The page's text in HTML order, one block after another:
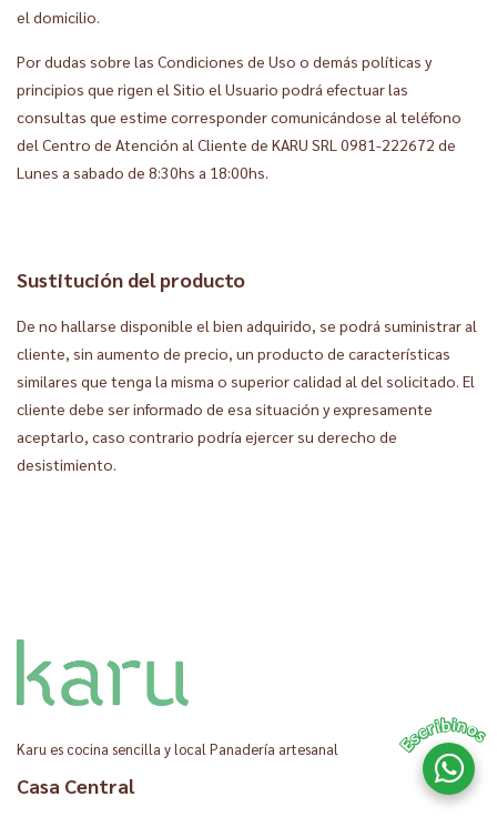
el domicilio.
Por dudas sobre las Condiciones de Uso o demás políticas y
principios que rigen el Sitio el Usuario podrá efectuar las
consultas que estime corresponder comunicándose al teléfono
del Centro de Atención al Cliente de KARU SRL 0981-222672 de
Lunes a sabado de 8:30hs a 18:00hs.
Sustitución del producto
De no hallarse disponible el bien adquirido, se podrá suministrar al
cliente, sin aumento de precio, un producto de características
similares que tenga la misma o superior calidad al del solicitado. El
cliente debe ser informado de esa situación y expresamente
aceptarlo, caso contrario podría ejercer su derecho de
desistimiento.
Karu es cocina sencilla y local Panadería artesanal
Casa Central
Escribinos